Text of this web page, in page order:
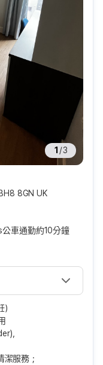
1 /3
8GN UK
車通勤約10分鐘
，
服務；